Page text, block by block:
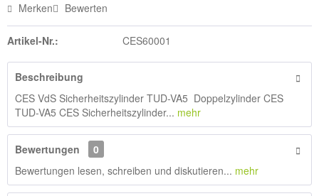
Merken Bewerten
Artikel-Nr.: CES60001
Beschreibung
CES VdS Sicherheitszylinder TUD-VA5 Doppelzylinder CES
TUD-VA5 CES Sicherheitszylinder... mehr
Bewertungen
0
Bewertungen lesen, schreiben und diskutieren... mehr